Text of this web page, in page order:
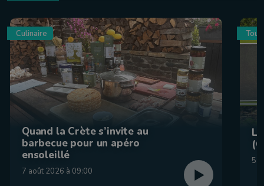
Culinaire
Quand la Crète s’invite au
barbecue pour un apéro
ensoleillé
7 août 2026 à 09:00
5